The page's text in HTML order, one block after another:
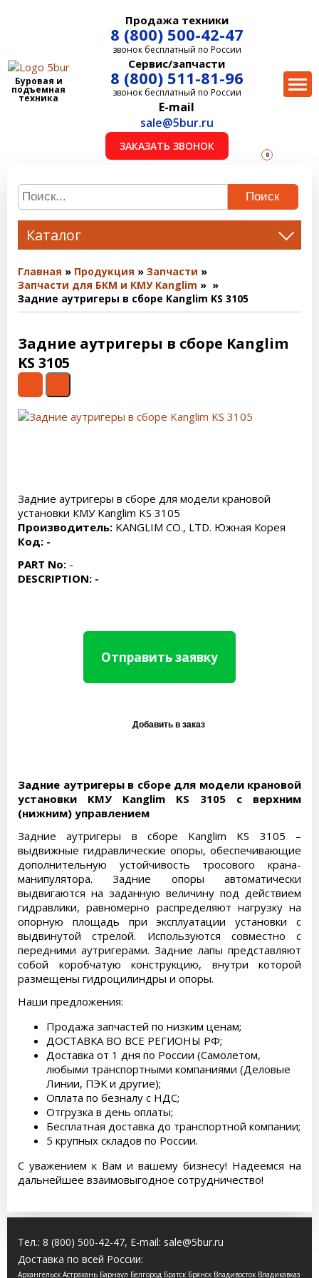
Буровая и
подъемная
техника
Продажа техники
8 (800) 500-42-47
звонок бесплатный по России
Сервис/запчасти
8 (800) 511-81-96
звонок бесплатный по России
E-mail
sale@5bur.ru
ЗАКАЗАТЬ ЗВОНОК
0
Поиск
Каталог
Главная Продукция
Запчасти
Запчасти для БКМ и КМУ Kanglim
Задние аутригеры в сборе Kanglim KS 3105
Задние аутригеры в сборе Kanglim
KS 3105
Задние аутригеры в сборе для модели крановой
установки КМУ Kanglim KS 3105
Производитель: KANGLIM CO., LTD. Южная Корея
Код: -
PART No: -
DESCRIPTION: -
Отправить заявку
Задние аутригеры в сборе для модели крановой
установки КМУ Kanglim KS 3105 с верхним
(нижним) управлением
Задние аутригеры в сборе Kanglim KS 3105 –
выдвижные гидравлические опоры, обеспечивающие
дополнительную устойчивость тросового крана-
манипулятора. Задние опоры автоматически
выдвигаются на заданную величину под действием
гидравлики, равномерно распределяют нагрузку на
опорную площадь при эксплуатации установки с
выдвинутой стрелой. Используются совместно с
передними аутригерами. Задние лапы представляют
собой коробчатую конструкцию, внутри которой
размещены гидроцилиндры и опоры.
Наши предложения:
Продажа запчастей по низким ценам;
ДОСТАВКА ВО ВСЕ РЕГИОНЫ РФ;
Доставка от 1 дня по России (Самолетом,
любыми транспортными компаниями (Деловые
Линии, ПЭК и другие);
Оплата по безналу с НДС;
Отгрузка в день оплаты;
Бесплатная доставка до транспортной компании;
5 крупных складов по России.
С уважением к Вам и вашему бизнесу! Надеемся на
дальнейшее взаимовыгодное сотрудничество!
Тел.: 8 (800) 500-42-47, E-mail: sale@5bur.ru
Доставка по всей России:
Архангельск Астрахань Барнаул Белгород Братск Брянск Владивосток Владикавказ